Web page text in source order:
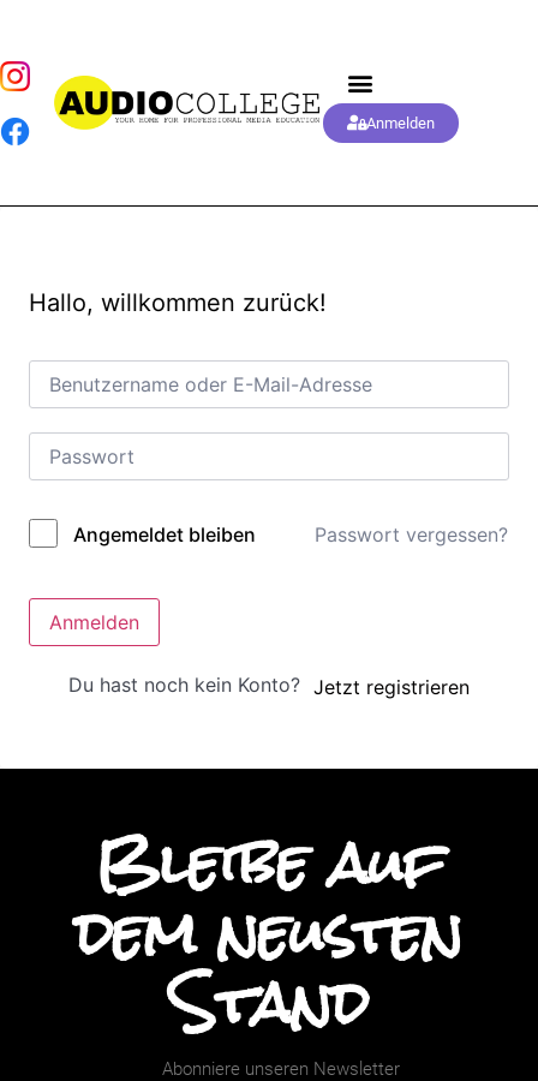
Anmelden
Hallo, willkommen zurück!
Alternative:
Angemeldet bleiben Passwort vergessen?
Anmelden
Du hast noch kein Konto? Jetzt registrieren
Bleibe auf
dem neusten
Stand
Abonniere unseren Newsletter